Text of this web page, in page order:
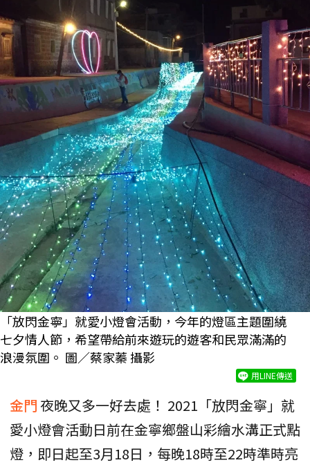
「放閃金寧」就愛小燈會活動，今年的燈區主題圍繞
七夕情人節，希望帶給前來遊玩的遊客和民眾滿滿的
浪漫氛圍。 圖／蔡家蓁 攝影
用LINE傳送
金門夜晚又多一好去處！ 2021「放閃金寧」就
愛小燈會活動日前在金寧鄉盤山彩繪水溝正式點
燈，即日起至3月18日，每晚18時至22時準時亮